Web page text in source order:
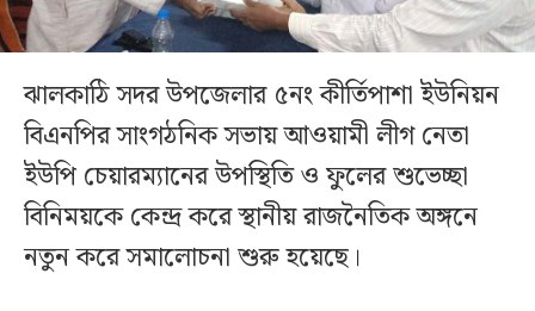
ঝালকাঠি সদর উপজেলার ৫নং কীর্তিপাশা ইউনিয়ন
বিএনপির সাংগঠনিক সভায় আওয়ামী লীগ নেতা
ইউপি চেয়ারম্যানের উপস্থিতি ও ফুলের শুভেচ্ছা
বিনিময়কে কেন্দ্র করে স্থানীয় রাজনৈতিক অঙ্গনে
নতুন করে সমালোচনা শুরু হয়েছে।